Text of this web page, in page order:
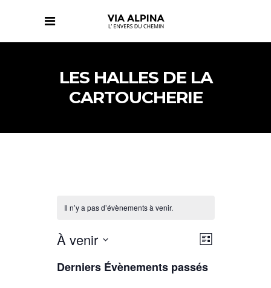
LES HALLES DE LA
CARTOUCHERIE
Il n’y a pas d’évènements à venir.
PAR
DE
ÉVÈNEMENT
Liste
À venir
une
Derniers Évènements passés